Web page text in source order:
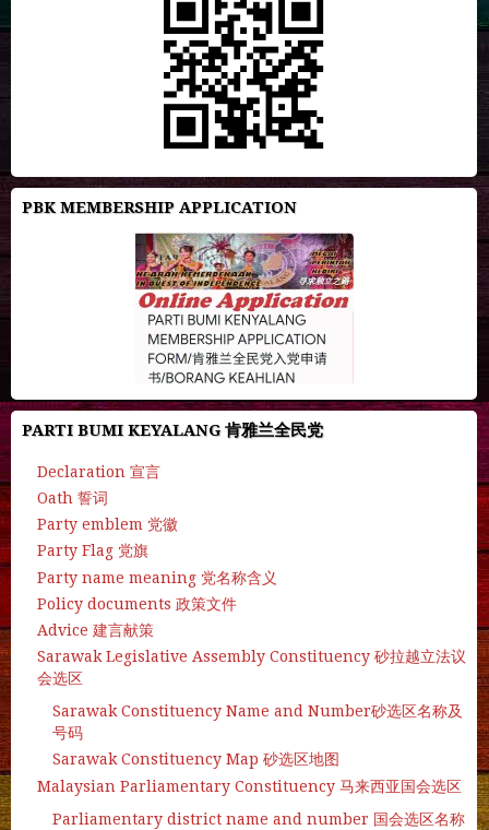
PBK MEMBERSHIP APPLICATION
PARTI BUMI KEYALANG 肯雅兰全民党
Declaration 宣言
Oath 誓词
Party emblem 党徽
Party Flag 党旗
Party name meaning 党名称含义
Policy documents 政策文件
Advice 建言献策
Sarawak Legislative Assembly Constituency 砂拉越立法议
会选区
Sarawak Constituency Name and Number砂选区名称及
号码
Sarawak Constituency Map 砂选区地图
Malaysian Parliamentary Constituency 马来西亚国会选区
Parliamentary district name and number 国会选区名称